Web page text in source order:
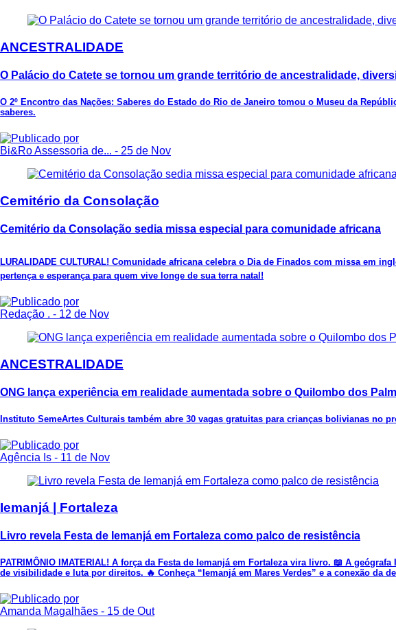
ANCESTRALIDADE
O Palácio do Catete se tornou um grande território de ancestralidade,
O 2º Encontro das Nações: Saberes do Estado do Rio de Janeiro tomou o Museu da
saberes.
Bi&Ro Assessoria de... - 25 de Nov
Cemitério da Consolação
Cemitério da Consolação sedia missa especial para comunidade africana
LURALIDADE CULTURAL! Comunidade africana celebra o Dia de Finados com missa em
pertença e esperança para quem vive longe de sua terra natal!
Redação . - 12 de Nov
ANCESTRALIDADE
ONG lança experiência em realidade aumentada sobre o Quilombo dos
Instituto SemeArtes Culturais também abre 30 vagas gratuitas para crianças bolivianas no
Agência Is - 11 de Nov
Iemanjá | Fortaleza
Livro revela Festa de Iemanjá em Fortaleza como palco de resistência
PATRIMÔNIO IMATERIAL! A força da Festa de Iemanjá em Fortaleza vira livro. 📖 A
de visibilidade e luta por direitos. 🔥 Conheça “Iemanjá em Mares Verdes” e a conexão da
Amanda Magalhães - 15 de Out